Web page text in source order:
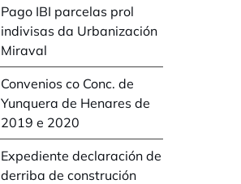
Pago IBI parcelas prol
indivisas da Urbanización
Miraval
Convenios co Conc. de
Yunquera de Henares de
2019 e 2020
Expediente declaración de
derriba de construción